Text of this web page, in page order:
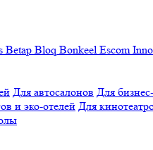
Betap Bloq Bonkeel Escom
Для автосалонов Для
и эко-отелей Для